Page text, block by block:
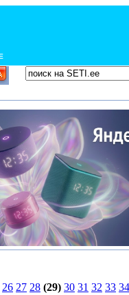
26 27 28 (29) 30 31 32 33 34